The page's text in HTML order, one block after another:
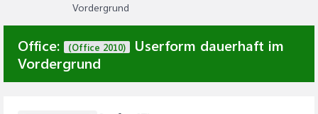
Vordergrund
Office: (Office 2010)
Userform dauerhaft im
Vordergrund